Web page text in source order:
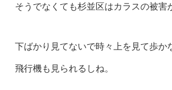
そうでなくても杉並区はカラスの被害
下ばかり見てないで時々上を見て歩か
飛行機も見られるしね。